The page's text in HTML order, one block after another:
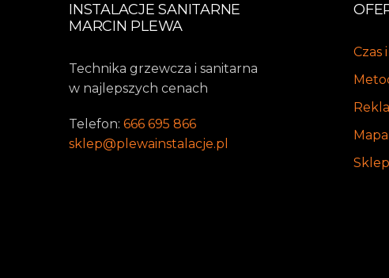
INSTALACJE SANITARNE
MARCIN PLEWA
Technika grzewcza i sanitarna
w najlepszych cenach
Telefon: 666 695 866
sklep@plewainstalacje.pl
Czas